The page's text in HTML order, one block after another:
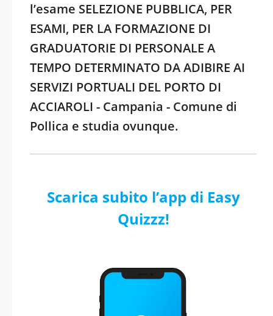
l’esame SELEZIONE PUBBLICA, PER
ESAMI, PER LA FORMAZIONE DI
GRADUATORIE DI PERSONALE A
TEMPO DETERMINATO DA ADIBIRE AI
SERVIZI PORTUALI DEL PORTO DI
ACCIAROLI - Campania - Comune di
Pollica e studia ovunque.
Scarica subito l’app di Easy
Quizzz!